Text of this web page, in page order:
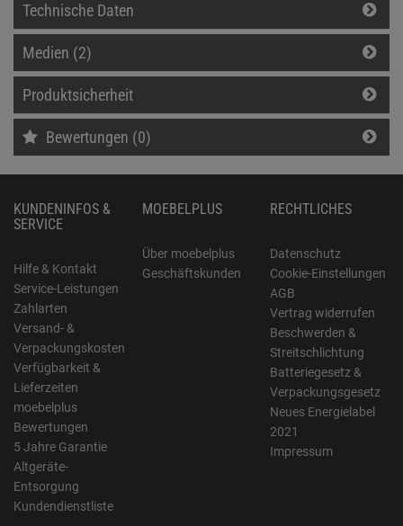
Technische Daten
Medien (2)
Produktsicherheit
Bewertungen (0)
KUNDENINFOS &
SERVICE
Hilfe & Kontakt
Service-Leistungen
Zahlarten
Versand- &
Verpackungskosten
Verfügbarkeit &
Lieferzeiten
moebelplus
Bewertungen
5 Jahre Garantie
Altgeräte-
Entsorgung
Kundendienstliste
MOEBELPLUS
Über moebelplus
Geschäftskunden
RECHTLICHES
Datenschutz
Cookie-Einstellungen
AGB
Vertrag widerrufen
Beschwerden &
Streitschlichtung
Batteriegesetz &
Verpackungsgesetz
Neues Energielabel
2021
Impressum